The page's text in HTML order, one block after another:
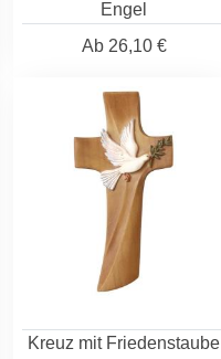
Engel
Ab26,10 €
Kreuz mit Friedenstaube